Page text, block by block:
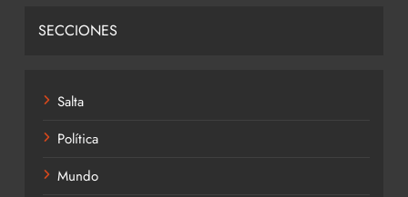
SECCIONES
Salta
Política
Mundo